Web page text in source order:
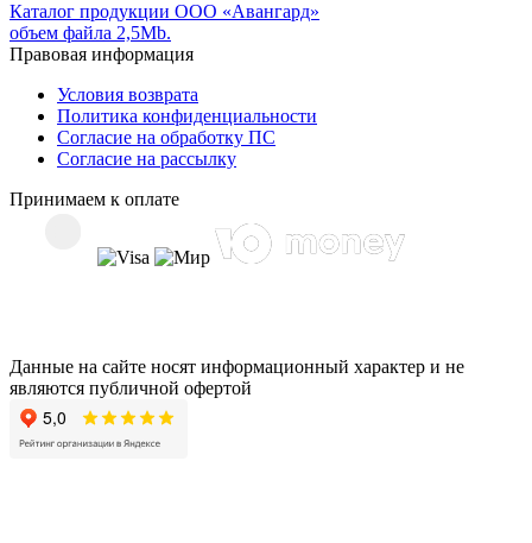
Каталог продукции ООО «Авангард»
объем файла 2,5Mb.
Правовая информация
Условия возврата
Политика конфиденциальности
Согласие на обработку ПС
Согласие на рассылку
Принимаем к оплате
Данные на сайте носят информационный характер и не
являются публичной офертой